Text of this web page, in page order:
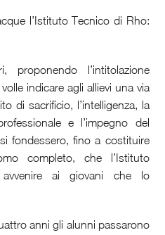
l’Istituto Tecnico di Rho:
proponendo l’intitolazione
indicare agli allievi una via
di sacrificio, l’intelligenza, la
e l’impegno del
fondessero, fino a costituire
completo, che l’Istituto
ai giovani che lo
anni gli alunni passarono